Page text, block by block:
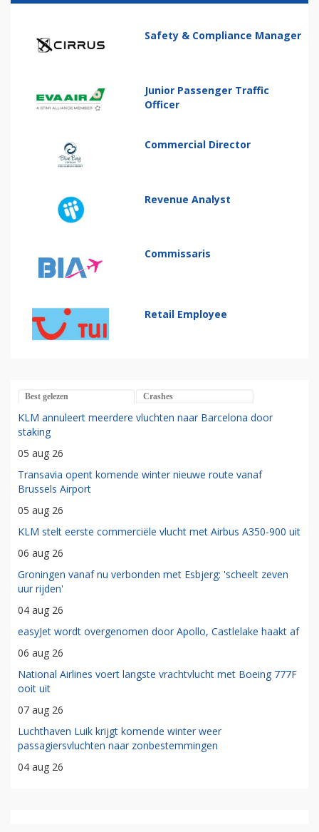
Safety & Compliance Manager
Junior Passenger Traffic
Officer
Commercial Director
Revenue Analyst
Commissaris
Retail Employee
Best gelezen Crashes
KLM annuleert meerdere vluchten naar Barcelona door
staking
05 aug 26
Transavia opent komende winter nieuwe route vanaf
Brussels Airport
05 aug 26
KLM stelt eerste commerciële vlucht met Airbus A350-900 uit
06 aug 26
Groningen vanaf nu verbonden met Esbjerg: 'scheelt zeven
uur rijden'
04 aug 26
easyJet wordt overgenomen door Apollo, Castlelake haakt af
06 aug 26
National Airlines voert langste vrachtvlucht met Boeing 777F
ooit uit
07 aug 26
Luchthaven Luik krijgt komende winter weer
passagiersvluchten naar zonbestemmingen
04 aug 26